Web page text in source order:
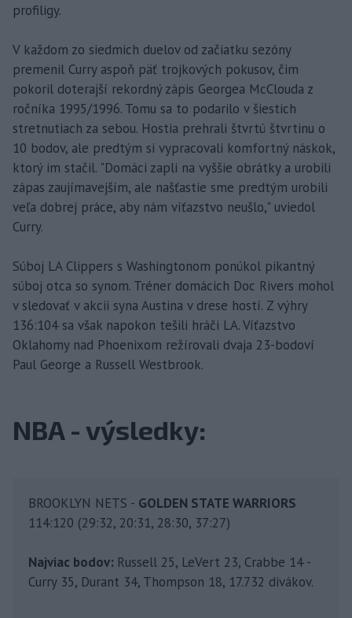
profiligy.
V každom zo siedmich duelov od začiatku sezóny
premenil Curry aspoň päť trojkových pokusov, čim
pokoril doterajší rekordný zápis Georgea McClouda z
ročníka 1995/1996. Tomu sa to podarilo v šiestich
stretnutiach za sebou. Hostia prehrali štvrtú štvrtinu o
10 bodov, ale predtým si vypracovali komfortný náskok,
ktorý im stačil. "Domáci zapli na vyššie obrátky a urobili
zápas zaujímavejším, ale našťastie sme predtým urobili
veľa dobrej práce, aby nám víťazstvo neušlo," uviedol
Curry.
Súboj LA Clippers s Washingtonom ponúkol pikantný
súboj otca so synom. Tréner domácich Doc Rivers mohol
v sledovať v akcii syna Austina v drese hostí. Z výhry
136:104 sa však napokon tešili hráči LA. Víťazstvo
Oklahomy nad Phoenixom režírovali dvaja 23-bodoví
Paul George a Russell Westbrook.
NBA - výsledky:
BROOKLYN NETS - GOLDEN STATE WARRIORS
114:120 (29:32, 20:31, 28:30, 37:27)
Najviac bodov: Russell 25, LeVert 23, Crabbe 14 -
Curry 35, Durant 34, Thompson 18, 17.732 divákov.